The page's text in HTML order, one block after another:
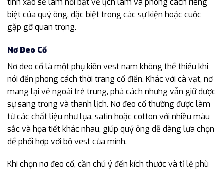
tinh xảo sẽ làm nổi bật vẻ lịch lãm và phong cách riêng
biệt của quý ông, đặc biệt trong các sự kiện hoặc cuộc
gặp gỡ quan trọng.
Nơ Đeo Cổ
Nơ đeo cổ là một phụ kiện vest nam không thể thiếu khi
nói đến phong cách thời trang cổ điển. Khác với cà vạt, nơ
mang lại vẻ ngoài trẻ trung, phá cách nhưng vẫn giữ được
sự sang trọng và thanh lịch. Nơ đeo cổ thường được làm
từ các chất liệu như lụa, satin hoặc cotton với nhiều màu
sắc và họa tiết khác nhau, giúp quý ông dễ dàng lựa chọn
để phối hợp với bộ vest của mình.
Khi chọn nơ đeo cổ, cần chú ý đến kích thước và tỉ lệ phù